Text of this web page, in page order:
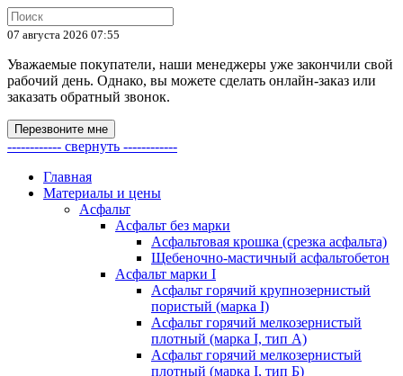
07 августа 2026 07:55
Уважаемые покупатели, наши менеджеры уже закончили свой
рабочий день. Однако, вы можете сделать онлайн-заказ или
заказать обратный звонок.
Перезвоните мне
------------ свернуть ------------
Главная
Материалы и цены
Асфальт
Асфальт без марки
Асфальтовая крошка (срезка асфальта)
Щебеночно-мастичный асфальтобетон
Асфальт марки I
Асфальт горячий крупнозернистый
пористый (марка I)
Асфальт горячий мелкозернистый
плотный (марка I, тип А)
Асфальт горячий мелкозернистый
плотный (марка I, тип Б)